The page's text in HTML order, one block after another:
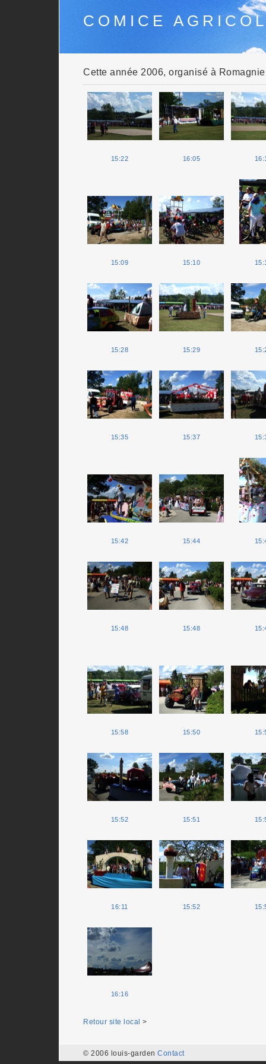
COMICE
Cette année 2006, organisé à
15:22 16:05
15:09 15:10
15:28 15:29
15:35 15:37
15:42 15:44
15:48 15:48
15:58 15:50
15:52 15:51
16:11 15:52
16:16
Retour site local >
© 2006 louis-garden Contact